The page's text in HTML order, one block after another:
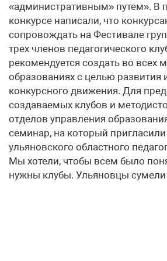
«административным» путем». В
конкурсе написали, что
сопровождать на Фестивале
трех членов педагогического
рекомендуется создать во всех
образованиях с целью развития
конкурсного движения. Для
создаваемых клубов и
отделов управления
семинар, на который
ульяновского областного
Мы хотели, чтобы всем было
нужны клубы. Ульяновцы